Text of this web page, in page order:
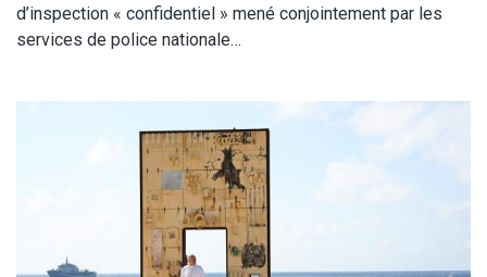
d’inspection « confidentiel » mené conjointement par les
services de police nationale…